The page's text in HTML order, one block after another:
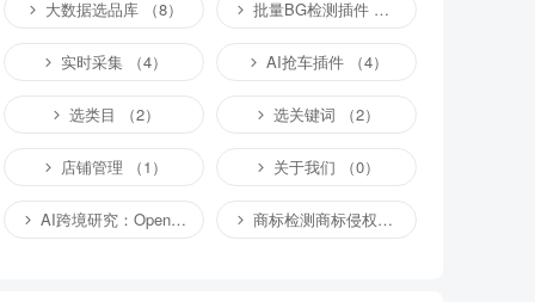
大数据选品库 （8） 批量BG检测插件 （4）
实时采集 （4） AI抢车插件 （4）
选类目 （2） 选关键词 （2）
店铺管理 （1） 关于我们 （0）
AI跨境研究：OpenClaw小龙虾等应用 （4） 商标检测商标侵权专栏 （1）